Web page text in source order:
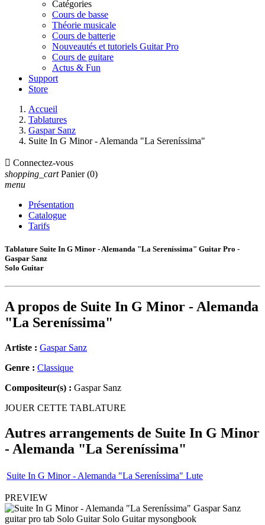
Catégories
Cours de basse
Théorie musicale
Cours de batterie
Nouveautés et tutoriels Guitar Pro
Cours de guitare
Actus & Fun
Support
Store
Accueil
Tablatures
Gaspar Sanz
Suite In G Minor - Alemanda "La Sereníssima"
 Connectez-vous
shopping_cart Panier (0)
menu
Présentation
Catalogue
Tarifs
Tablature Suite In G Minor - Alemanda "La Sereníssima" Guitar Pro -
Gaspar Sanz
Solo Guitar
A propos de Suite In G Minor - Alemanda
"La Sereníssima"
Artiste : Gaspar Sanz
Genre : Classique
Compositeur(s) : Gaspar Sanz
JOUER CETTE TABLATURE
Autres arrangements de Suite In G Minor
- Alemanda "La Sereníssima"
Suite In G Minor - Alemanda "La Sereníssima" Lute
PREVIEW